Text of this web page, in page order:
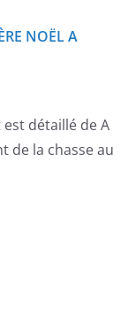
NOËL A
détaillé de A
de la chasse au